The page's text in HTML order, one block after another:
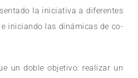
la iniciativa a diferentes
iniciando las dinámicas de co-
un doble objetivo: realizar un